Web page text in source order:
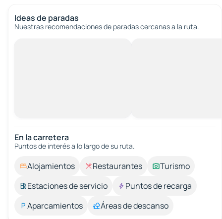
Ideas de paradas
Nuestras recomendaciones de paradas cercanas a la ruta.
En la carretera
Puntos de interés a lo largo de su ruta.
Alojamientos Restaurantes
Turismo
Estaciones de servicio
Puntos de recarga
Aparcamientos
Áreas de descanso